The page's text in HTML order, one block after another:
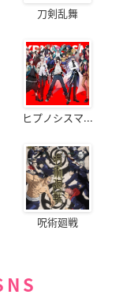
刀剣乱舞
ヒプノシスマ...
呪術廻戦